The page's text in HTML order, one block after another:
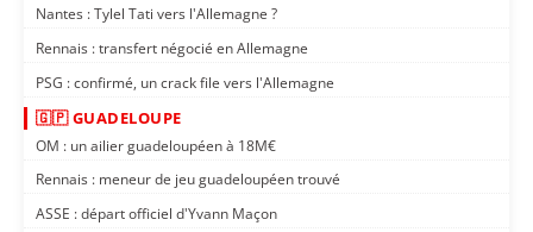
Nantes : Tylel Tati vers l'Allemagne ?
Rennais : transfert négocié en Allemagne
PSG : confirmé, un crack file vers l'Allemagne
🇬🇵 GUADELOUPE
OM : un ailier guadeloupéen à 18M€
Rennais : meneur de jeu guadeloupéen trouvé
ASSE : départ officiel d'Yvann Maçon